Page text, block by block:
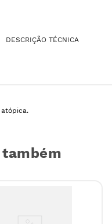
DESCRIÇÃO TÉCNICA